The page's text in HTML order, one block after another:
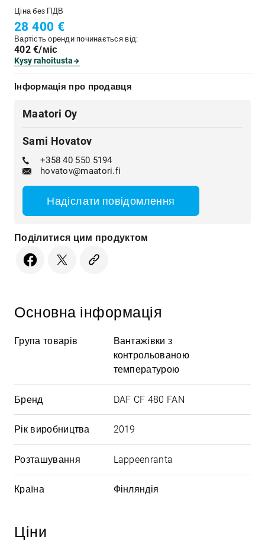
Ціна без ПДВ
28 400 €
Вартість оренди починається від:
402 €/міс
Kysy rahoitusta
Інформація про продавця
Maatori Oy
Sami Hovatov
+358 40 550 5194
hovatov@maatori.fi
Надіслати повідомлення
Поділитися цим продуктом
Основна інформація
Група товарів
Вантажівки з
контрольованою
температурою
Бренд DAF CF 480 FAN
Рік виробництва 2019
Розташування Lappeenranta
Країна Фінляндія
Ціни